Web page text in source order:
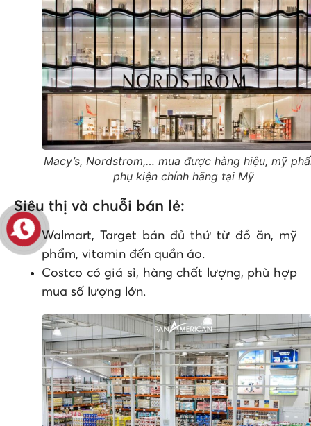
Macy’s, Nordstrom,… mua được hàng hiệu, mỹ
phụ kiện chính hãng tại Mỹ
Siêu thị và chuỗi bán lẻ:
Walmart, Target bán đủ thứ từ đồ ăn, mỹ
phẩm, vitamin đến quần áo.
Costco có giá sỉ, hàng chất lượng, phù hợp
mua số lượng lớn.